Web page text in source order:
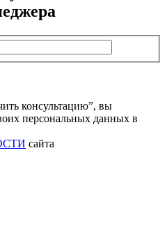
консультацию”, вы
персональных данных в
сайта